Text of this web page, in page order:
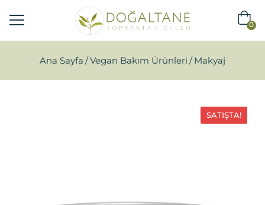
0
Ana Sayfa Vegan Bakım Ürünleri Makyaj
SATIŞTA!